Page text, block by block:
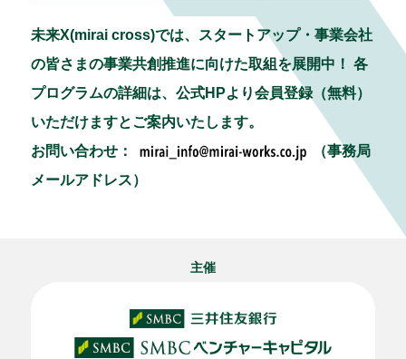
e
b
o
o
k
e
dI
n
l
未来X(mirai cross)では、スタートアップ・事業会社
の皆さまの事業共創推進に向けた取組を展開中！ 各
プログラムの詳細は、公式HPより会員登録（無料）
いただけますとご案内いたします。
お問い合わせ：
（事務局
メールアドレス）
主催